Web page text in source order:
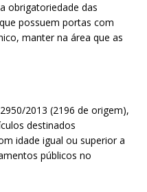
obrigatoriedade das
possuem portas com
manter na área que as
2013 (2196 de origem),
destinados
idade igual ou superior a
públicos no